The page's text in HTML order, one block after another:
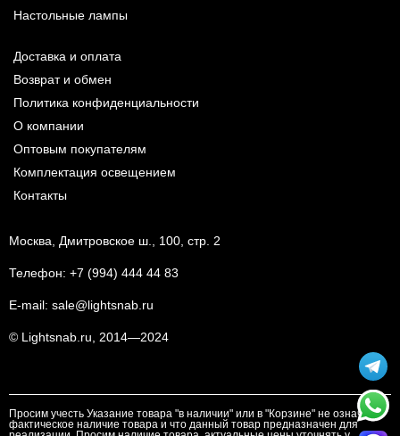
Настольные лампы
Доставка и оплата
Возврат и обмен
Политика конфиденциальности
О компании
Оптовым покупателям
Комплектация освещением
Контакты
Москва, Дмитровское ш., 100, стр. 2
Телефон: +7 (994) 444 44 83
E-mail: sale@lightsnab.ru
© Lightsnab.ru, 2014—2024
Просим учесть Указание товара "в наличии" или в "Корзине" не означает
фактическое наличие товара и что данный товар предназначен для